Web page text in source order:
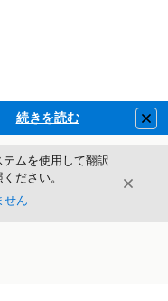
続きを読む
ムを使用して翻訳
ださい。
せん
閉じる